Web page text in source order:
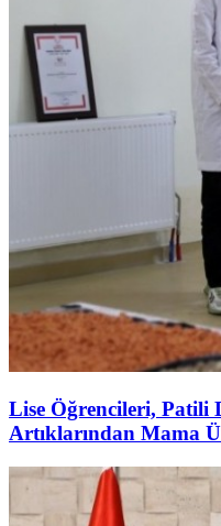
Lise Öğrencileri, Patili
Artıklarından Mama